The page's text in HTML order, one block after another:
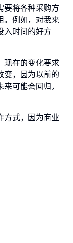
要将各种采购方
。例如，对我来
入时间的好方
现在的变化要求
变，因为以前的
可能会回归，
方式，因为商业